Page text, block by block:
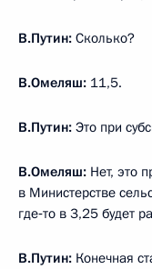
В.Путин: Сколько?
В.Омеляш: 11,5.
В.Путин: Это при
В.Омеляш: Нет, это
в Министерстве
где‑то в 3,25 будет
В.Путин: Конечная